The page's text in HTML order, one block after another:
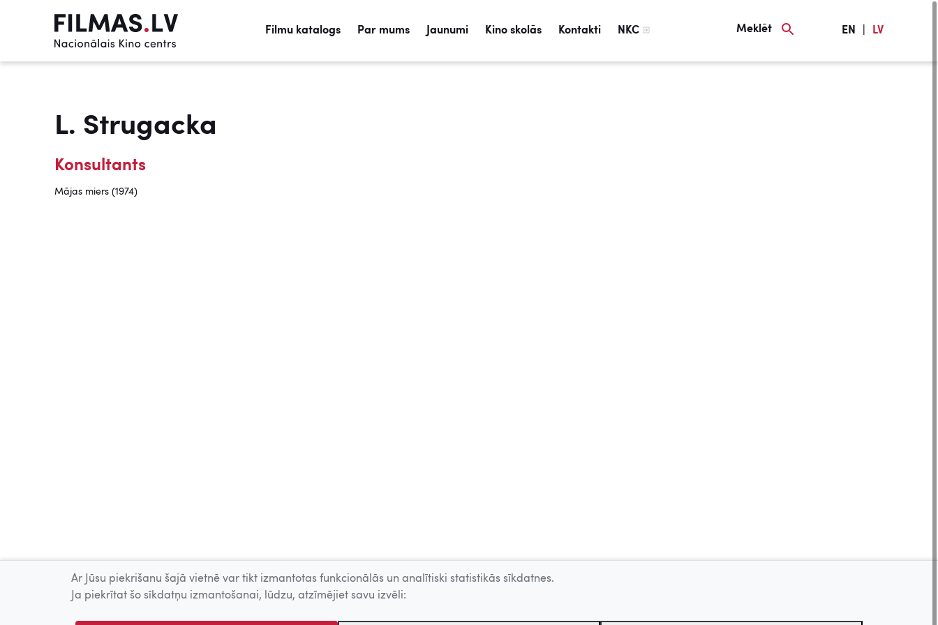
Filmu katalogs Par mums Jaunumi Kino skolās Kontakti NKC Meklēt EN LV
L. Strugacka
Konsultants
Mājas miers (1974)
Ar Jūsu piekrišanu šajā vietnē var tikt izmantotas funkcionālās un analītiski statistikās sīkdatnes.
Ja piekrītat šo sīkdatņu izmantošanai, lūdzu, atzīmējiet savu izvēli: